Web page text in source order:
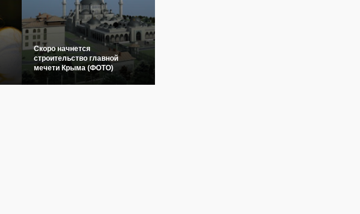
Скоро начнется
строительство главной
мечети Крыма (ФОТО)